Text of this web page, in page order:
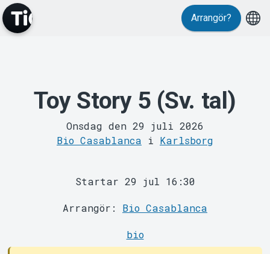
MyTickster
Support
Arrangör?
Toy Story 5 (Sv. tal)
Onsdag den 29 juli 2026
Bio Casablanca i Karlsborg
Startar 29 jul 16:30
Arrangör: Bio Casablanca
bio